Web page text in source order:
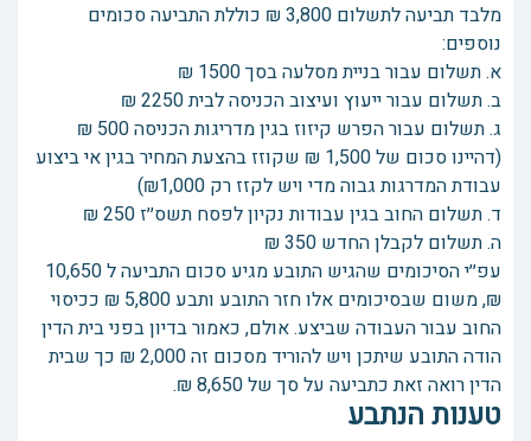
מלבד תביעה לתשלום 3,800 ₪ כוללת התביעה סכומים
נוספים:
א. תשלום עבור בניית מסלעה בסך 1500 ₪
ב. תשלום עבור ייעוץ ועיצוב הכניסה לבית 2250 ₪
ג. תשלום עבור הפרש קיזוז בגין מדריגות הכניסה 500 ₪
(דהיינו סכום של 1,500 ₪ שקוזז בהצעת המחיר בגין אי ביצוע
עבודת המדרגות גבוה מדי ויש לקזז רק ₪1,000)
ד. תשלום החוב בגין עבודות נקיון לפסח תשס׳׳ז 250 ₪
ה. תשלום לקבלן החדש 350 ₪
עפ׳׳י הסיכומים שהגיש התובע מגיע סכום התביעה ל 10,650
₪, משום שבסיכומים אלו חזר התובע ותבע 5,800 ₪ ככיסוי
החוב עבור העבודה שביצע. אולם, כאמור בדיון בפני בית הדין
הודה התובע שיתכן ויש להוריד מסכום זה 2,000 ₪ כך שבית
הדין רואה זאת כתביעה על סך של 8,650 ₪.
טענות הנתבע